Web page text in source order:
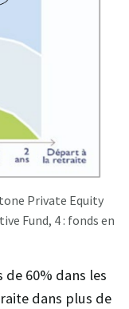
Private Equity
Fund, 4 : fonds en
60% dans les
dans plus de